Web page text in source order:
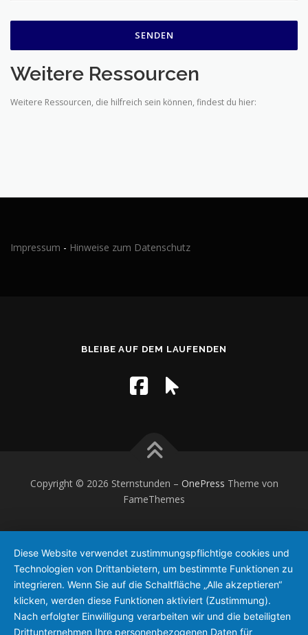
Weitere Ressourcen
Weitere Ressourcen, die hilfreich sein können, findest du hier:
Impressum - Hinweise zum Datenschutz
BLEIBE AUF DEM LAUFENDEN
Copyright © 2026 Sternstunden – OnePress Theme von
FameThemes
Diese Website verwendet zustimmungspflichtige cookies und
Technologien von Drittanbietern, um bestimmte Funktionen zu
integrieren. Wenn Sie auf die Schaltfläche „Alle akzeptieren“
klicken, werden diese Funktionen aktiviert (Zustimmung).
Nach erfolgter Einwilligung verarbeiten wir und die beteiligten
Drittunternehmen Ihre personenbezogenen Daten für